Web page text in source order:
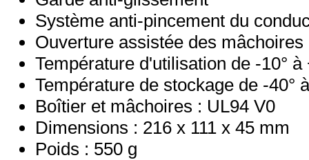
Système anti-pincement du
Ouverture assistée des
Température d'utilisation de -10° à
Température de stockage de -40°
Boîtier et mâchoires : UL94 V0
Dimensions : 216 x 111 x 45 mm
Poids : 550 g